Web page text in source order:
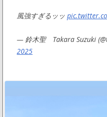
風強すぎるッッ
— 鈴木聖 Takara Suzuki
2025